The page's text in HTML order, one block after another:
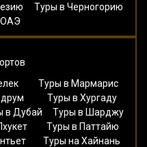
Туры в Черногорию
ОАЭ
Туры в Мармарис
Туры в Хургаду
в Дубай
Туры в Шарджу
Туры в Паттайю
Туры на Хайнань